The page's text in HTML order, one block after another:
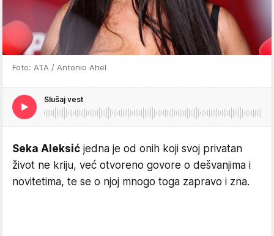
Foto: ATA / Antonio Ahel
Slušaj vest
Seka Aleksić jedna je od onih koji svoj privatan
život ne kriju, već otvoreno govore o dešvanjima i
novitetima, te se o njoj mnogo toga zapravo i zna.